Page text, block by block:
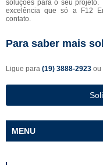
soluções para o seu projeto.
excelência que só a F12
contato.
Para saber mais
Ligue para (19) 3888-2923 ou
MENU